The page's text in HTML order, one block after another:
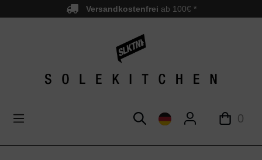
springen Versandkostenfrei ab 100€ *
0